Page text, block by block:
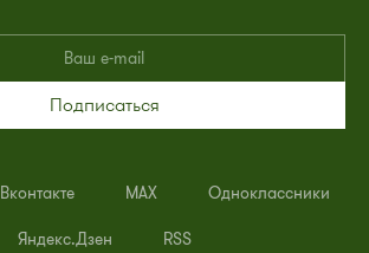
Подписаться
Вконтакте MAX Одноклассники
Яндекс.Дзен RSS